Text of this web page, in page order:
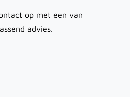
op met een van
advies.